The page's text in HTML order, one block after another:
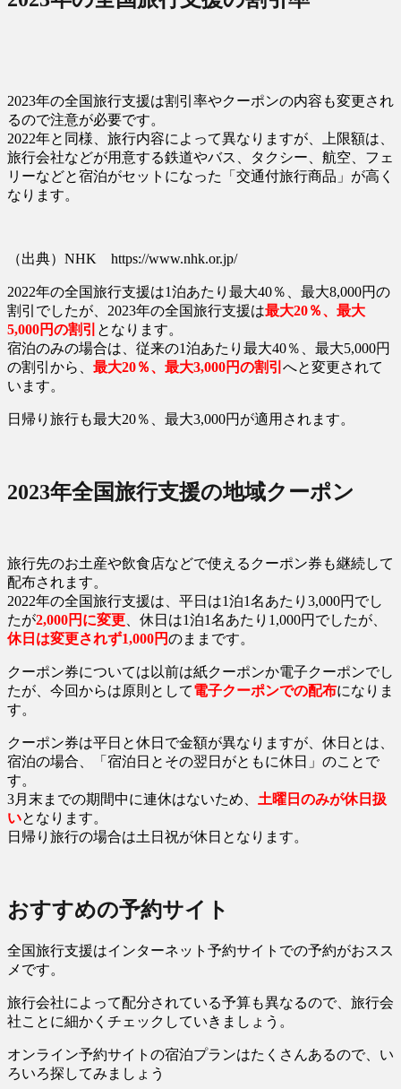
2023年の全国旅行支援は割引率やクーポンの内容も変更され
るので注意が必要です。
2022年と同様、旅行内容によって異なりますが、上限額は、
旅行会社などが用意する鉄道やバス、タクシー、航空、フェ
リーなどと宿泊がセットになった「交通付旅行商品」が高く
なります。
（出典）NHK https://www.nhk.or.jp/
2022年の全国旅行支援は1泊あたり最大40％、最大8,000円の
割引でしたが、2023年の全国旅行支援は最大20％、最大
5,000円の割引 となります。
宿泊のみの場合は、従来の1泊あたり最大40％、最大5,000円
の割引から、 最大20％、最大3,000円の割引 へと変更されて
います。
日帰り旅行も最大20％、最大3,000円が適用されます。
2023年全国旅行支援の地域クーポン
旅行先のお土産や飲食店などで使えるクーポン券も継続して
配布されます。
2022年の全国旅行支援は、平日は1泊1名あたり3,000円でし
たが2,000円に変更 、休日は1泊1名あたり1,000円でしたが、
休日は変更されず1,000円のままです。
クーポン券については以前は紙クーポンか電子クーポンでし
たが、今回からは原則として電子クーポンでの配布になりま
す。
クーポン券は平日と休日で金額が異なりますが、休日とは、
宿泊の場合、「宿泊日とその翌日がともに休日」のことで
す。
3月末までの期間中に連休はないため、 土曜日のみが休日扱
いとなります。
日帰り旅行の場合は土日祝が休日となります。
おすすめの予約サイト
全国旅行支援はインターネット予約サイトでの予約がおスス
メです。
旅行会社によって配分されている予算も異なるので、旅行会
社ことに細かくチェックしていきましょう。
オンライン予約サイトの宿泊プランはたくさんあるので、い
ろいろ探してみましょう